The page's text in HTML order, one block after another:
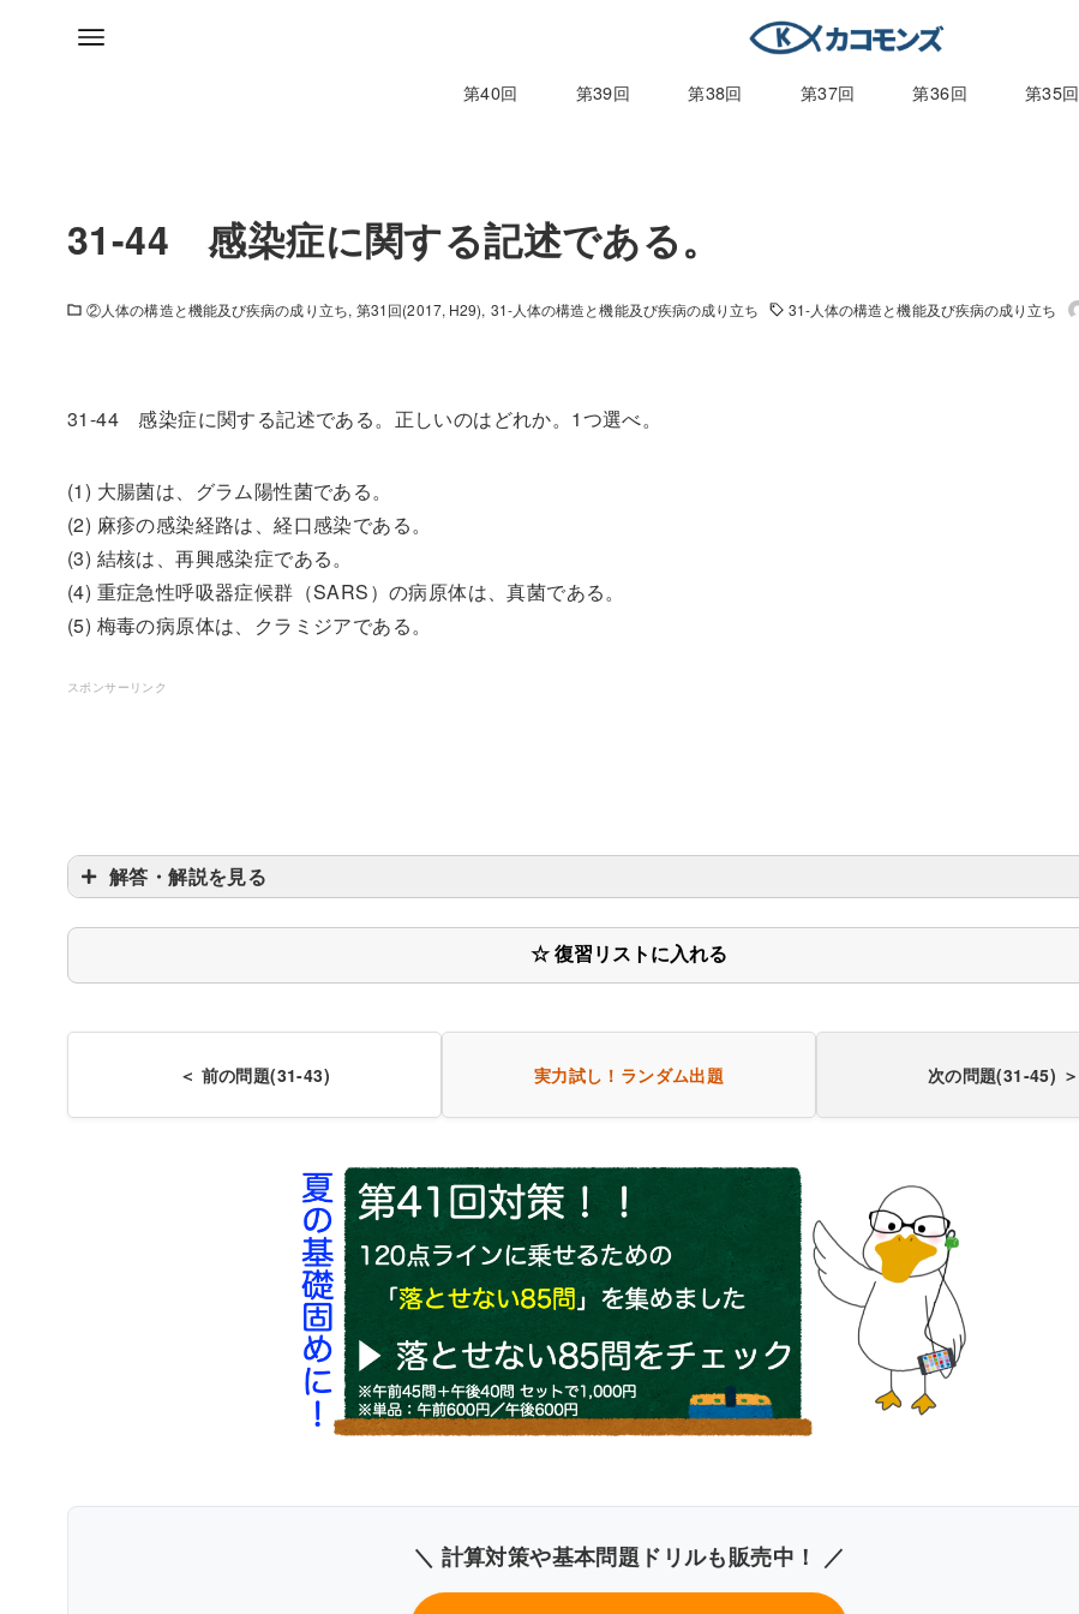
第40回 第39回 第38回 第37回 第36回 第35回
31-44 感染症に関する記述である。
②人体の構造と機能及び疾病の成り立ち 第31回(2017, H29) 31-人体の構造と機能及び疾病の成り立ち 31-人体の構造と機能及び疾病の成り立ち
31-44 感染症に関する記述である。正しいのはどれか。1つ選べ。
(1) 大腸菌は、グラム陽性菌である。
(2) 麻疹の感染経路は、経口感染である。
(3) 結核は、再興感染症である。
(4) 重症急性呼吸器症候群（SARS）の病原体は、真菌である。
(5) 梅毒の病原体は、クラミジアである。
スポンサーリンク
解答・解説を見る
〇
人体の構造と機能及び疾病の成り立ち
解説付き60問を見る（PDF・500円）
☆ 復習リストに入れる
＜ 前の問題(31-43) 実力試し！ ランダム出題 次の問題(31-45) ＞
＼ 計算対策や基本問題ドリルも販売中！ ／